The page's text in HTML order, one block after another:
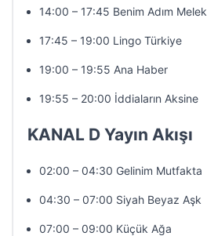
14:00 – 17:45 Benim Adım Melek
17:45 – 19:00 Lingo Türkiye
19:00 – 19:55 Ana Haber
19:55 – 20:00 İddiaların Aksine
KANAL D Yayın Akışı
02:00 – 04:30 Gelinim Mutfakta
04:30 – 07:00 Siyah Beyaz Aşk
07:00 – 09:00 Küçük Ağa